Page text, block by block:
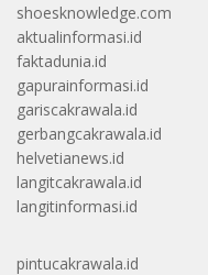
shoesknowledge.com
aktualinformasi.id
faktadunia.id
gapurainformasi.id
gariscakrawala.id
gerbangcakrawala.id
helvetianews.id
langitcakrawala.id
langitinformasi.id
pintucakrawala.id